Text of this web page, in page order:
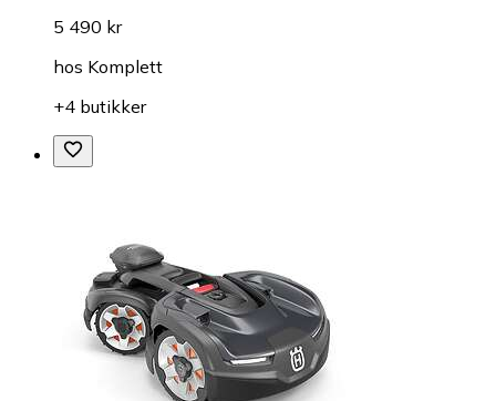
5 490 kr
hos Komplett
+4 butikker